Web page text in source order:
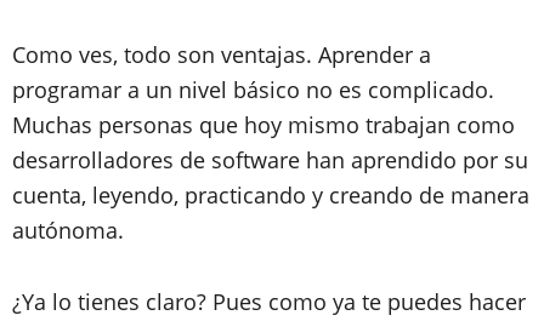
Como ves, todo son ventajas. Aprender a
programar a un nivel básico no es complicado.
Muchas personas que hoy mismo trabajan como
desarrolladores de software han aprendido por su
cuenta, leyendo, practicando y creando de manera
autónoma.
¿Ya lo tienes claro? Pues como ya te puedes hacer